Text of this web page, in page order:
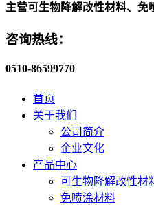
主营可生物降解改性材料、
咨询热线：
0510-86599770
首页
关于我们
公司简介
企业文化
产品中心
可生物降解改性材
免喷涂材料